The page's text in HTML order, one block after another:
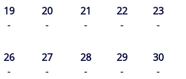
19
-
20
-
21
-
22
-
23
-
26
-
27
-
28
-
29
-
30
-